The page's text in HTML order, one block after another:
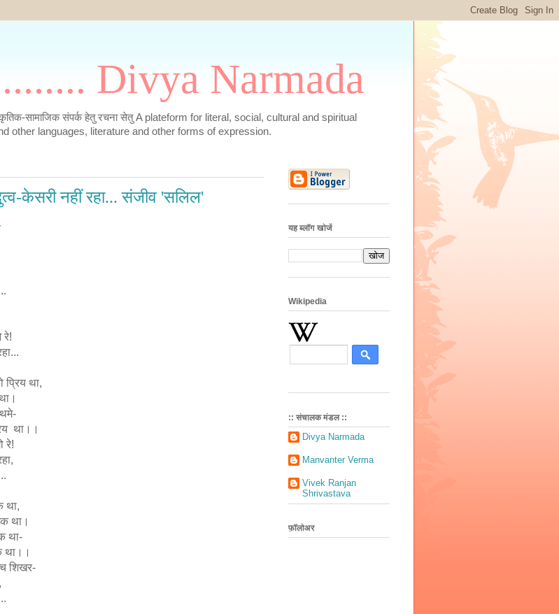
Divya Narmada
सामाजिक संपर्क हेतु रचना सेतु A plateform for literal, social, cultural and spiritual
other languages, literature and other forms of expression.
केसरी नहीं रहा... संजीव 'सलिल'
रे!
प्रिय था,
था।।
रे!
था,
था।
था-
था।।
शिखर-
यह ब्लॉग खोजें
Wikipedia
:: संचालक मंडल ::
Divya Narmada
Manvanter Verma
Vivek Ranjan
Shrivastava
फ़ॉलोअर